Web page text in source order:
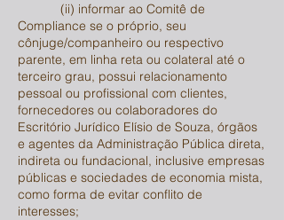
(ii) informar ao Comitê de
Compliance se o próprio, seu
cônjuge/companheiro ou respectivo
parente, em linha reta ou colateral até o
terceiro grau, possui relacionamento
pessoal ou profissional com clientes,
fornecedores ou colaboradores do
Escritório Jurídico Elísio de Souza, órgãos
e agentes da Administração Pública direta,
indireta ou fundacional, inclusive empresas
públicas e sociedades de economia mista,
como forma de evitar conflito de
interesses;